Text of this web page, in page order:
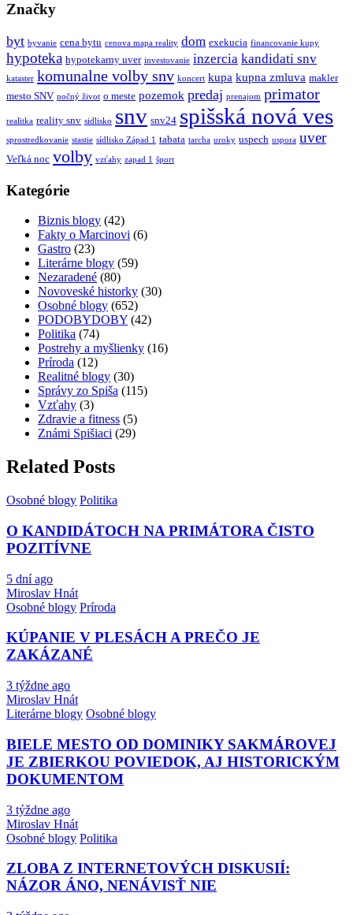
Značky
byt byvanie cena bytu cenova mapa reality dom exekucia financovanie kupy
hypoteka hypotekarny uver investovanie inzercia kandidati snv
kataster komunalne volby snv koncert kupa kupna zmluva makler
mesto SNV nočný život o meste pozemok predaj prenajom primator
realitka reality snv sidlisko snv snv24 spišská nová ves
sprostredkovanie stastie sídlisko Západ 1 tabata tarcha uroky uspech uspora uver
Veľká noc volby vzťahy zapad 1 šport
Kategórie
Biznis blogy (42)
Fakty o Marcinovi (6)
Gastro (23)
Literárne blogy (59)
Nezaradené (80)
Novoveské historky (30)
Osobné blogy (652)
PODOBYDOBY (42)
Politika (74)
Postrehy a myšlienky (16)
Príroda (12)
Realitné blogy (30)
Správy zo Spiša (115)
Vzťahy (3)
Zdravie a fitness (5)
Známi Spišiaci (29)
Related Posts
Osobné blogy Politika
O KANDIDÁTOCH NA PRIMÁTORA ČISTO
POZITÍVNE
5 dní ago
Miroslav Hnát
Osobné blogy Príroda
KÚPANIE V PLESÁCH A PREČO JE
ZAKÁZANÉ
3 týždne ago
Miroslav Hnát
Literárne blogy Osobné blogy
BIELE MESTO OD DOMINIKY SAKMÁROVEJ
JE ZBIERKOU POVIEDOK, AJ HISTORICKÝM
DOKUMENTOM
3 týždne ago
Miroslav Hnát
Osobné blogy Politika
ZLOBA Z INTERNETOVÝCH DISKUSIÍ:
NÁZOR ÁNO, NENÁVISŤ NIE